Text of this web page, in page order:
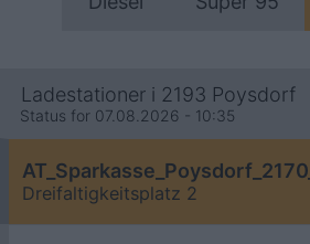
Ladestationer i 2193 Poysdorf
Status for 07.08.2026 - 10:35
Dreifaltigkeitsplatz 2